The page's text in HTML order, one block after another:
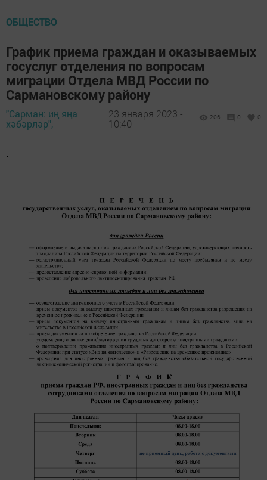
ОБЩЕСТВО
График приема граждан и оказываемых
госуслуг отделения по вопросам
миграции Отдела МВД России по
Сармановскому району
"Сарман: иң яңа
хәбәрләр",
23 января 2023 -
10:40
206 0 0
.